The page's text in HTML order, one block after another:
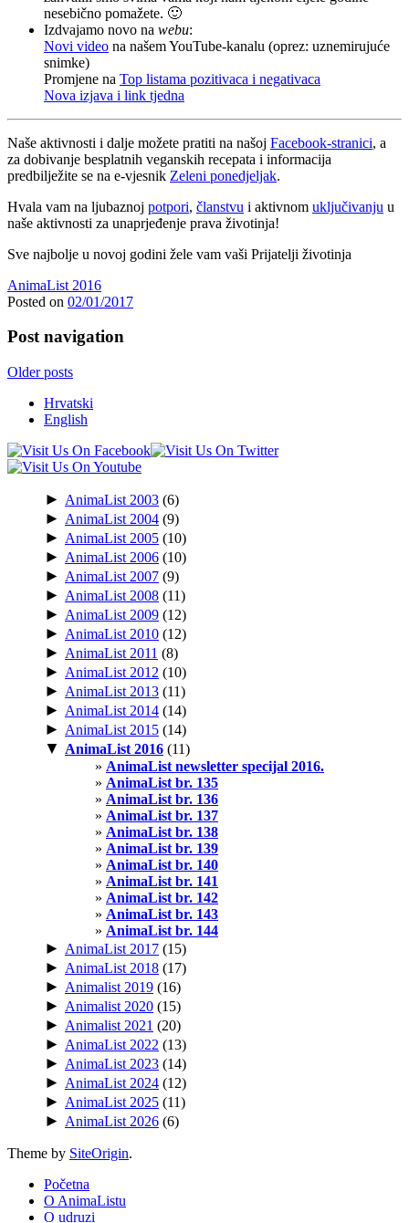
nesebično pomažete. 🙂
Izdvajamo novo na webu:
Novi video na našem YouTube-kanalu (oprez: uznemirujuće
snimke)
Promjene na Top listama pozitivaca i negativaca
Nova izjava i link tjedna
Naše aktivnosti i dalje možete pratiti na našoj Facebook-stranici, a
za dobivanje besplatnih veganskih recepata i informacija
predbilježite se na e-vjesnik Zeleni ponedjeljak.
Hvala vam na ljubaznoj potpori, članstvu i aktivnom uključivanju u
naše aktivnosti za unaprjeđenje prava životinja!
Sve najbolje u novoj godini žele vam vaši Prijatelji životinja
AnimaList 2016
Posted on 02/01/2017
Post navigation
Older posts
Hrvatski
English
► AnimaList 2003 (6)
► AnimaList 2004 (9)
► AnimaList 2005 (10)
► AnimaList 2006 (10)
► AnimaList 2007 (9)
► AnimaList 2008 (11)
► AnimaList 2009 (12)
► AnimaList 2010 (12)
► AnimaList 2011 (8)
► AnimaList 2012 (10)
► AnimaList 2013 (11)
► AnimaList 2014 (14)
► AnimaList 2015 (14)
▼ AnimaList 2016 (11)
AnimaList newsletter specijal 2016.
AnimaList br. 135
AnimaList br. 136
AnimaList br. 137
AnimaList br. 138
AnimaList br. 139
AnimaList br. 140
AnimaList br. 141
AnimaList br. 142
AnimaList br. 143
AnimaList br. 144
► AnimaList 2017 (15)
► AnimaList 2018 (17)
► Animalist 2019 (16)
► Animalist 2020 (15)
► Animalist 2021 (20)
► AnimaList 2022 (13)
► AnimaList 2023 (14)
► AnimaList 2024 (12)
► AnimaList 2025 (11)
► AnimaList 2026 (6)
Theme by SiteOrigin.
Početna
O AnimaListu
O udruzi